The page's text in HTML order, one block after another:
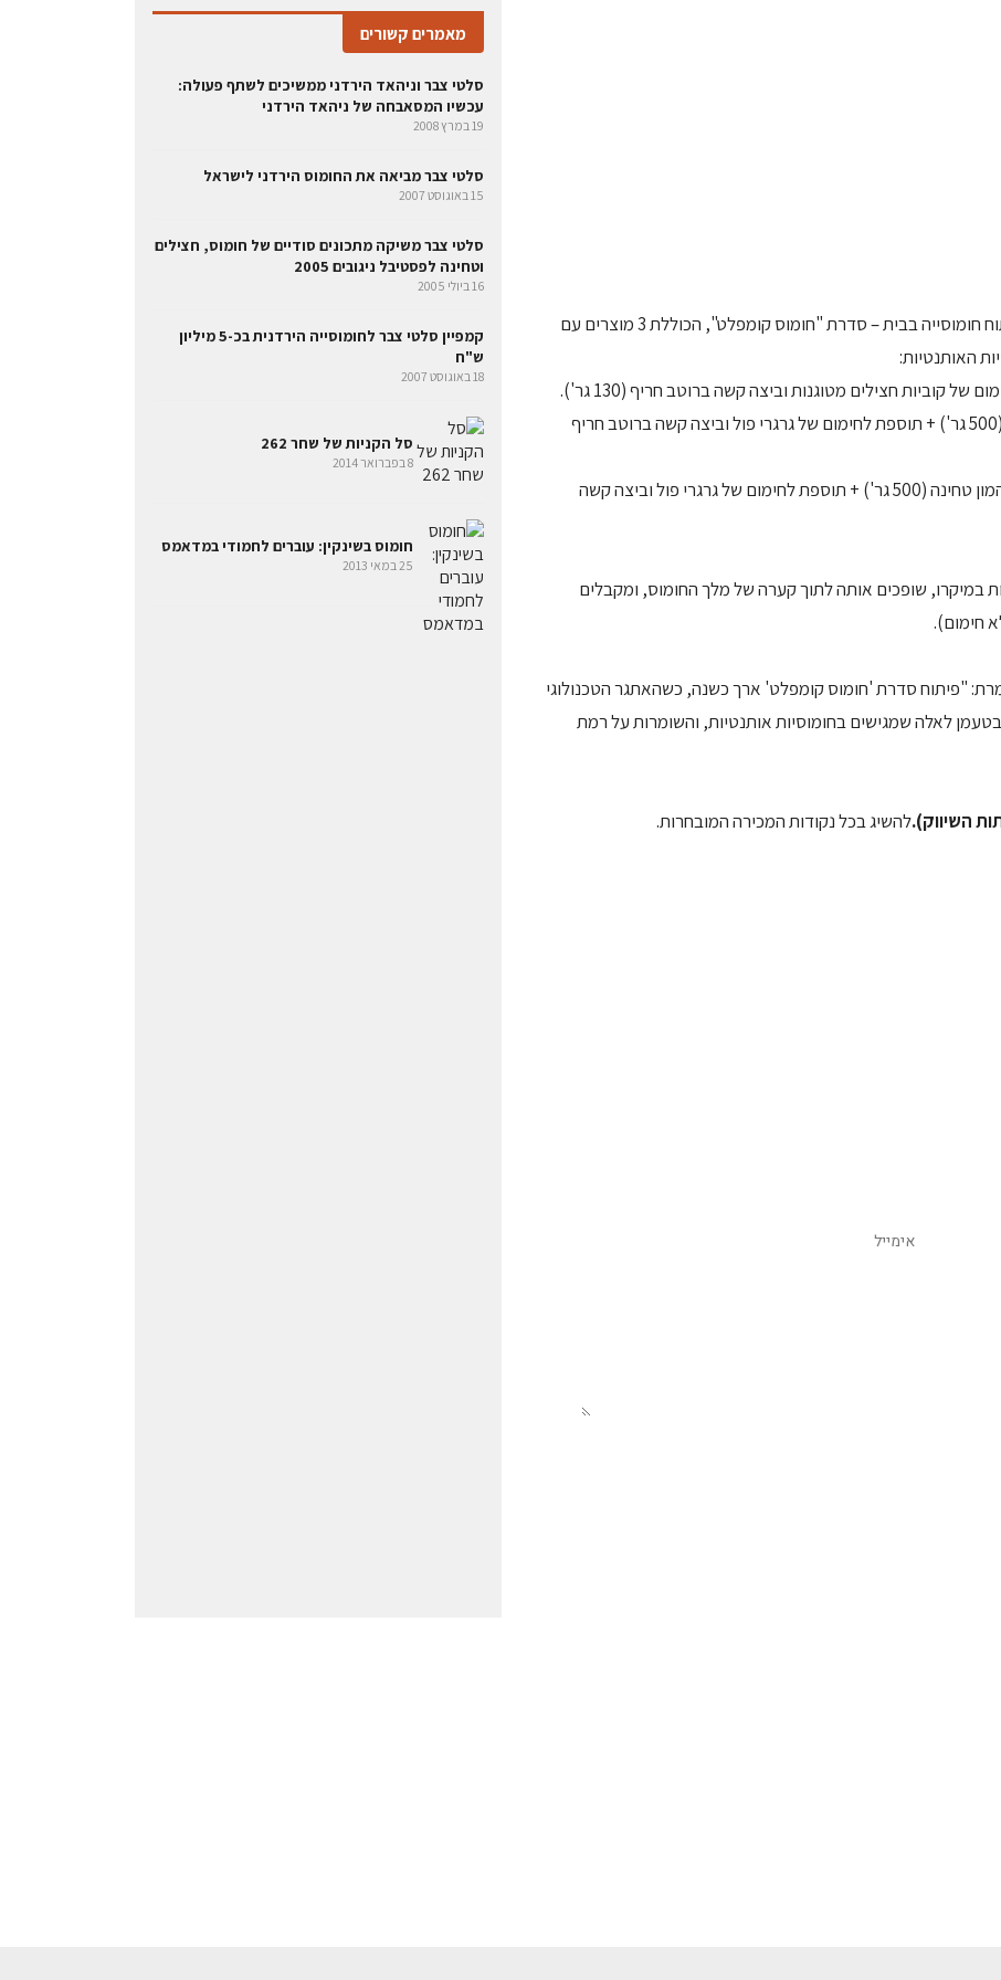
חברת "סלטי צבר" מציגה סדרה שתאפשר לפתוח חומוסייה בבית – סדרת "חומוס קומפלט", הכוללת 3 מוצרים עם
האותנטיות:
– חומוס מתובל (500 גר') + תוספת לחימום של גרגרי פול וביצה קשה ברוטב חריף
– חומוס עם המון טחינה (500 גר') + תוספת לחימום של גרגרי פול וביצה קשה
הגשה: מחממים את התוספת כ- 30 שניות במיקרו, שופכים אותה לתוך קערה של מלך החומוס, ומקבלים
חימום).
"פיתוח סדרת 'חומוס קומפלט' ארך כשנה, כשהאתגר הטכנולוגי
לאלה שמגישים בחומוסיות אותנטיות, והשומרות על רמת
להשיג בכל נקודות המכירה המובחרות.
מאמרים קשורים
סלטי צבר וניהאד הירדני ממשיכים לשתף פעולה:
עכשיו המסאבחה של ניהאד הירדני
19 במרץ 2008
סלטי צבר מביאה את החומוס הירדני לישראל
15 באוגוסט 2007
סלטי צבר משיקה מתכונים סודיים של חומוס, חצילים
וטחינה לפסטיבל ניגובים 2005
16 ביולי 2005
קמפיין סלטי צבר לחומוסייה הירדנית בכ-5 מיליון
ש"ח
18 באוגוסט 2007
סל הקניות של שחר 262
8 בפברואר 2014
חומוס בשינקין: עוברים לחמודי במדאמס
25 במאי 2013